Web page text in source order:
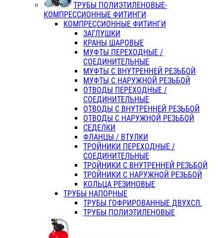
ТРУБЫ ПОЛИЭТИЛЕНОВЫЕ-
КОМПРЕССИОННЫЕ ФИТИНГИ
КОМПРЕССИОННЫЕ ФИТИНГИ
ЗАГЛУШКИ
КРАНЫ ШАРОВЫЕ
МУФТЫ ПЕРЕХОДНЫЕ /
СОЕДИНИТЕЛЬНЫЕ
МУФТЫ С ВНУТРЕННЕЙ РЕЗЬБОЙ
МУФТЫ С НАРУЖНОЙ РЕЗЬБОЙ
ОТВОДЫ ПЕРЕХОДНЫЕ /
СОЕДИНИТЕЛЬНЫЕ
ОТВОДЫ С ВНУТРЕННЕЙ РЕЗЬБОЙ
ОТВОДЫ С НАРУЖНОЙ РЕЗЬБОЙ
СЕДЕЛКИ
ФЛАНЦЫ / ВТУЛКИ
ТРОЙНИКИ ПЕРЕХОДНЫЕ /
СОЕДИНИТЕЛЬНЫЕ
ТРОЙНИКИ С ВНУТРЕННЕЙ РЕЗЬБОЙ
ТРОЙНИКИ С НАРУЖНОЙ РЕЗЬБОЙ
КОЛЬЦА РЕЗИНОВЫЕ
ТРУБЫ НАПОРНЫЕ
ТРУБЫ ГОФРИРОВАННЫЕ ДВУХСЛ.
ТРУБЫ ПОЛИЭТИЛЕНОВЫЕ